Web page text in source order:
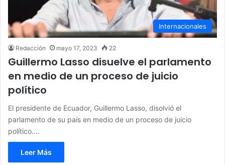
Internacionales
Redacción mayo 17, 2023 22
Guillermo Lasso disuelve el parlamento
en medio de un proceso de juicio
político
El presidente de Ecuador, Guillermo Lasso, disolvió el
parlamento de su país en medio de un proceso de juicio
político.…
Leer Más